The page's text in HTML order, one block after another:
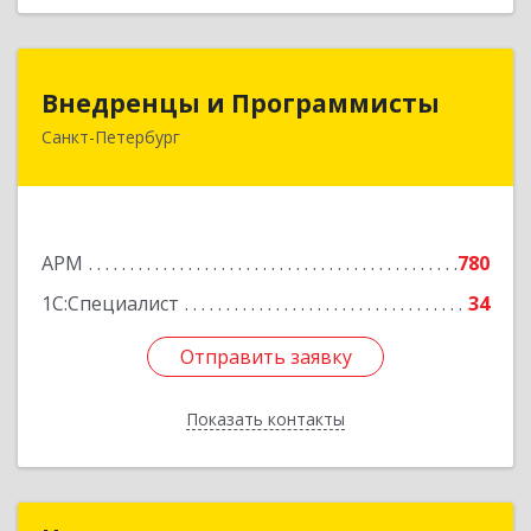
Внедренцы и Программисты
Санкт-Петербург
АРМ
780
1С:Специалист
34
Отправить заявку
Показать контакты
194044, Санкт-Петербург г, Финляндский пр-кт,
Отправить заявку
Назад